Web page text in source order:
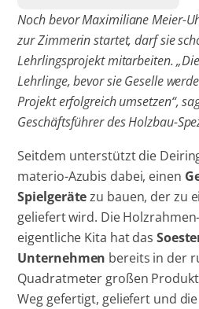
Noch bevor Maximiliane Meier-
zur Zimmerin startet, darf sie
Lehrlingsprojekt mitarbeiten.
Lehrlinge, bevor sie Geselle
Projekt erfolgreich umsetzen“,
Geschäftsführer des Holzbau-
Seitdem unterstützt die
materio-Azubis dabei, einen
Spielgerätezu bauen, der zu
geliefert wird. Die
eigentliche Kita hat das
Unternehmen bereits in der
Quadratmeter großen
Weg gefertigt, geliefert und